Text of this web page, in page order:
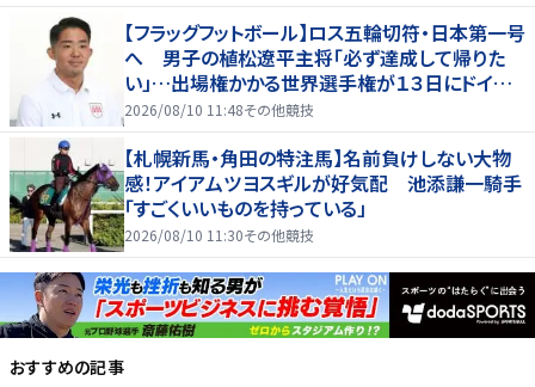
【フラッグフットボール】ロス五輪切符・日本第一号
へ 男子の植松遼平主将「必ず達成して帰りた
い」…出場権かかる世界選手権が１３日にドイツ
で開幕
2026/08/10 11:48その他競技
【札幌新馬・角田の特注馬】名前負けしない大物
感！アイアムツヨスギルが好気配 池添謙一騎手
「すごくいいものを持っている」
2026/08/10 11:30その他競技
おすすめの記事